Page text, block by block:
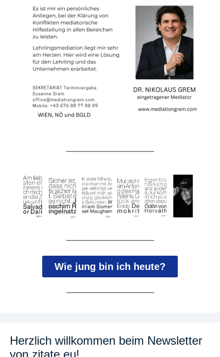
Wie jung bin ich heute?
Herzlich willkommen beim Newsletter
von zitate.eu!